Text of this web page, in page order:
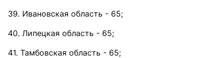
39. Ивановская область - 65;
40. Липецкая область - 65;
41. Тамбовская область - 65;